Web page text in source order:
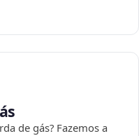
de gás? Fazemos a